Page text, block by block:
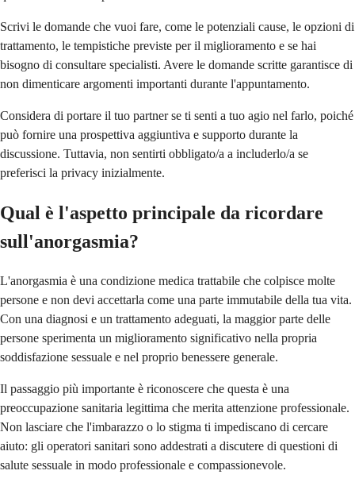
Scrivi le domande che vuoi fare, come le potenziali cause, le opzioni di
trattamento, le tempistiche previste per il miglioramento e se hai
bisogno di consultare specialisti. Avere le domande scritte garantisce di
non dimenticare argomenti importanti durante l'appuntamento.
Considera di portare il tuo partner se ti senti a tuo agio nel farlo, poiché
può fornire una prospettiva aggiuntiva e supporto durante la
discussione. Tuttavia, non sentirti obbligato/a a includerlo/a se
preferisci la privacy inizialmente.
Qual è l'aspetto principale da ricordare
sull'anorgasmia?
L'anorgasmia è una condizione medica trattabile che colpisce molte
persone e non devi accettarla come una parte immutabile della tua vita.
Con una diagnosi e un trattamento adeguati, la maggior parte delle
persone sperimenta un miglioramento significativo nella propria
soddisfazione sessuale e nel proprio benessere generale.
Il passaggio più importante è riconoscere che questa è una
preoccupazione sanitaria legittima che merita attenzione professionale.
Non lasciare che l'imbarazzo o lo stigma ti impediscano di cercare
aiuto: gli operatori sanitari sono addestrati a discutere di questioni di
salute sessuale in modo professionale e compassionevole.